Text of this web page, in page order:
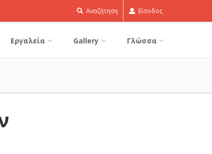
Αναζήτηση Είσοδος
Εργαλεία Gallery Γλώσσα